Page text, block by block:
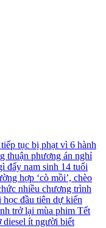
tục bị phạt vì 6 hành
thuận phương án nghỉ
đẩy nam sinh 14 tuổi
hợp ‘cò mồi’, chèo
nhiều chương trình
học đầu tiên dự kiến
trở lại mùa phim Tết
diesel ít người biết